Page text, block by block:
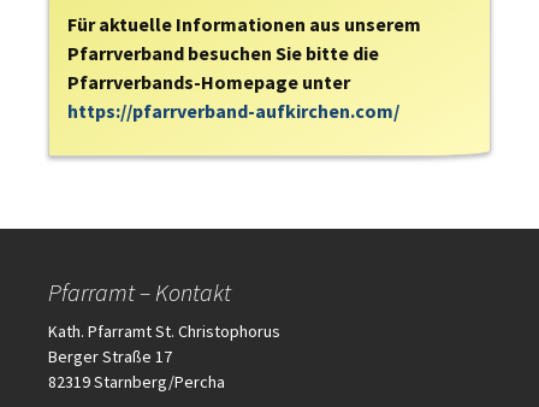
Für aktuelle Informationen aus unserem
Pfarrverband besuchen Sie bitte die
Pfarrverbands-Homepage unter
https://pfarrverband-aufkirchen.com/
Pfarramt – Kontakt
Kath. Pfarramt St. Christophorus
Berger Straße 17
82319 Starnberg/Percha